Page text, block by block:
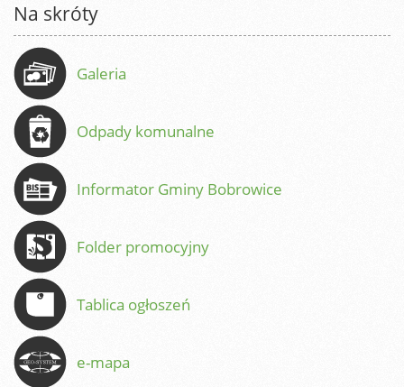
Na skróty
Galeria
Odpady komunalne
Informator Gminy Bobrowice
Folder promocyjny
Tablica ogłoszeń
e-mapa